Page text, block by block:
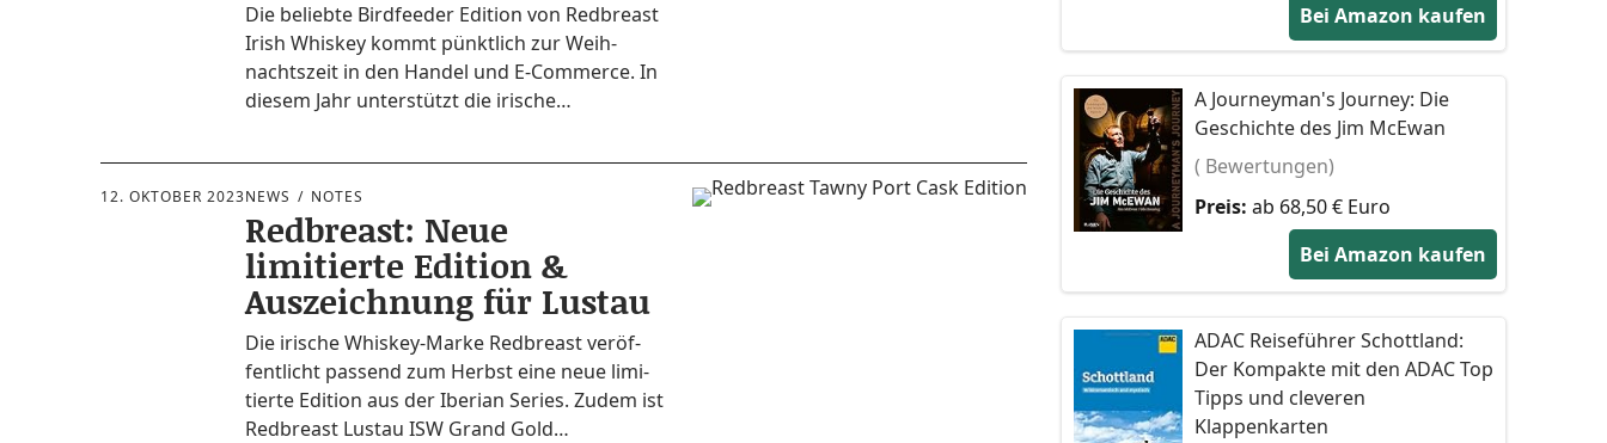
Die belieb­te Bird­fee­der Edi­ti­on von Red­bre­ast
Irish Whis­key kommt pünkt­lich zur Weih­
nachts­zeit in den Han­del und E‑Commerce. In
die­sem Jahr unter­stützt die irische…
12. OKTOBER 2023NEWS NOTES
Redbreast: Neue
limitierte Edition &
Auszeichnung für Lustau
Die iri­sche Whis­key-Mar­ke Red­bre­ast ver­öf­
fent­licht pas­send zum Herbst eine neue limi­
tier­te Edi­ti­on aus der Ibe­ri­an Series. Zudem ist
Red­bre­ast Lustau ISW Grand Gold…
Bei Amazon kaufen
A Journeyman's Journey: Die
Geschichte des Jim McEwan
( Bewertungen)
Preis: ab 68,50 € Euro
Bei Amazon kaufen
ADAC Reiseführer Schottland:
Der Kompakte mit den ADAC Top
Tipps und cleveren
Klappenkarten